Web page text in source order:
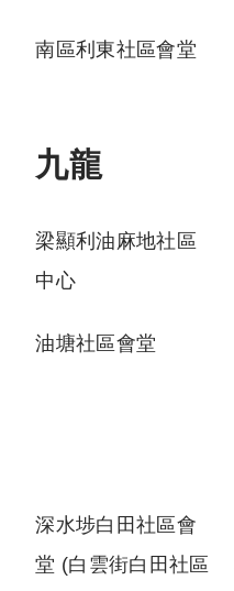
南區利東社區會堂
九龍
梁顯利油麻地社區
中心
油塘社區會堂
深水埗白田社區會
堂 (白雲街白田社區